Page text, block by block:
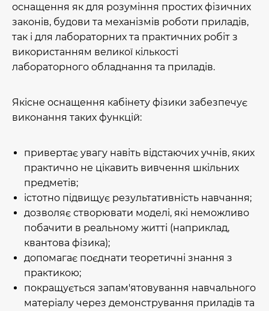
оснащення як для розуміння простих фізичних
законів, будови та механізмів роботи приладів,
так і для лабораторних та практичних робіт з
використанням великої кількості
лабораторного обладнання та приладів.
Якісне оснащення кабінету фізики забезпечує
виконання таких функцій:
привертає увагу навіть відстаючих учнів, яких
практично не цікавить вивчення шкільних
предметів;
істотно підвищує результативність навчання;
дозволяє створювати моделі, які неможливо
побачити в реальному житті (наприклад,
квантова фізика);
допомагає поєднати теоретичні знання з
практикою;
покращується запам'ятовування навчального
матеріалу через демонстрування приладів та